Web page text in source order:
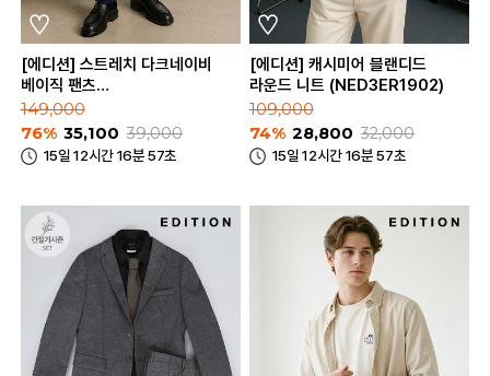
[에디션] 스트레치 다크네이비
베이직 팬츠
(NED3PP1652_DNV)
149,000
76% 35,100 39,000
15일 12시간 16분 57초
[에디션] 캐시미어 블랜디드
라운드 니트 (NED3ER1902)
109,000
74% 28,800 32,000
15일 12시간 16분 57초